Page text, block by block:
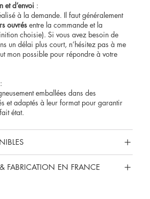
et d’envoi :
à la demande. Il faut généralement
ouvrés entre la commande et la
choisie). Si vous avez besoin de
un délai plus court, n’hésitez pas à me
mon possible pour répondre à votre
emballées dans des
et adaptés à leur format pour garantir
état.
FABRICATION EN FRANCE